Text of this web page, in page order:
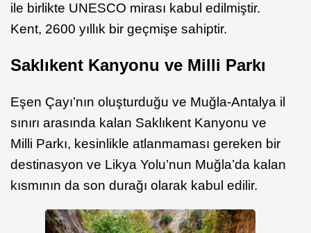
ile birlikte UNESCO mirası kabul edilmiştir.
Kent, 2600 yıllık bir geçmişe sahiptir. ​
Saklıkent Kanyonu ve Milli Parkı
Eşen Çayı’nın oluşturduğu ve Muğla-Antalya il
sınırı arasında kalan Saklıkent Kanyonu ve
Milli Parkı, kesinlikle atlanmaması gereken bir
destinasyon ve Likya Yolu’nun Muğla’da kalan
kısmının da son durağı olarak kabul edilir.